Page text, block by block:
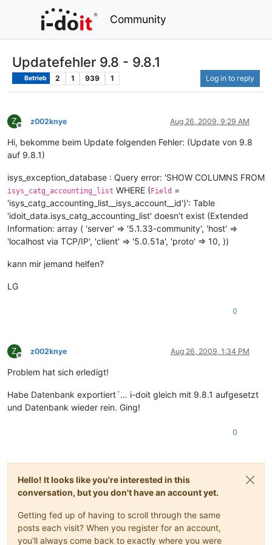
Community
Updatefehler 9.8 - 9.8.1
Betrieb 2 1 939 1 Log in to reply
Z
Offline
z002knye Aug 26, 2009, 9:29 AM
Hi, bekomme beim Update folgenden Fehler: (Update von 9.8
auf 9.8.1)
isys_exception_database : Query error: 'SHOW COLUMNS FROM
isys_catg_accounting_list WHERE (Field =
'isys_catg_accounting_list__isys_account__id')': Table
'idoit_data.isys_catg_accounting_list' doesn't exist (Extended
Information: array ( 'server' => '5.1.33-community', 'host' =>
'localhost via TCP/IP', 'client' => '5.0.51a', 'proto' => 10, ))
kann mir jemand helfen?
LG
0
Z
Offline
z002knye Aug 26, 2009, 1:34 PM
Problem hat sich erledigt!
Habe Datenbank exportiert´… i-doit gleich mit 9.8.1 aufgesetzt
und Datenbank wieder rein. Ging!
0
Hello! It looks like you're interested in this
conversation, but you don't have an account yet.
Getting fed up of having to scroll through the same
posts each visit? When you register for an account,
you'll always come back to exactly where you were